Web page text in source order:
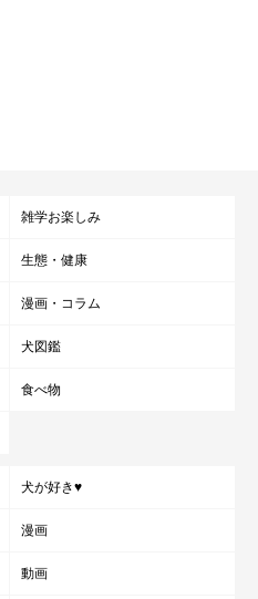
雑学お楽しみ
生態・健康
漫画・コラム
犬図鑑
食べ物
犬が好き♥
漫画
動画